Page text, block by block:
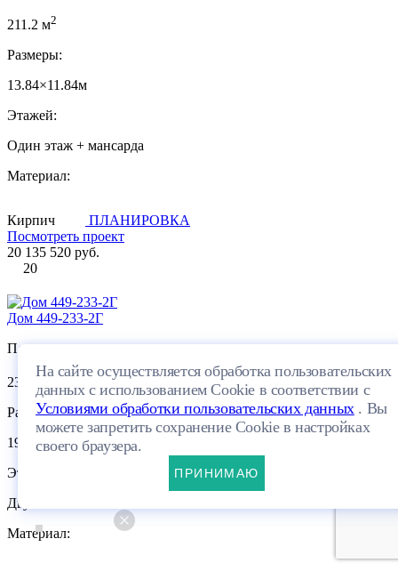
211.2 м2
Размеры:
13.84×11.84м
Этажей:
Один этаж + мансарда
Материал:
Кирпич
ПЛАНИРОВКА
Посмотреть проект
20 135 520 руб.
20
Дом 449-233-2Г
Площадь:
233.05 м 2
Размеры:
19.45×15.64м
Этажей:
Двухэтажный
Материал:
На сайте осуществляется обработка пользовательских
данных с использованием Cookie в соответствии с
Условиями обработки пользовательских данных. Вы
можете запретить сохранение Cookie в настройках
своего браузера.
ПРИНИМАЮ